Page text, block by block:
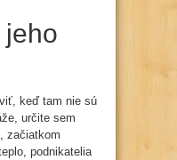
jeho
keď tam nie sú
určite sem
začiatkom
podnikatelia